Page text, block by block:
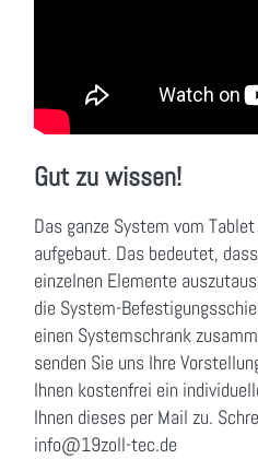
Gut zu wissen!
Das ganze System vom
aufgebaut. Das bedeutet,
einzelnen Elemente
die System-
einen Systemschrank
senden Sie uns Ihre
Ihnen kostenfrei ein
Ihnen dieses per Mail zu.
info@19zoll-tec.de